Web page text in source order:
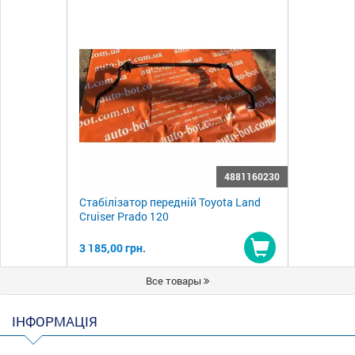
4881160230
Стабілізатор передній Toyota Land
Cruiser Prado 120
3 185,00 грн.
Купити
Все товары
ІНФОРМАЦІЯ